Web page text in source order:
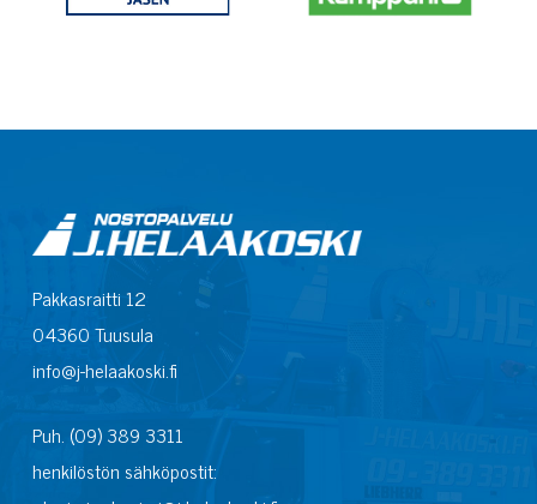
Pakkasraitti 12
04360 Tuusula
info@j-helaakoski.fi
Puh. (09) 389 3311
henkilöstön sähköpostit: